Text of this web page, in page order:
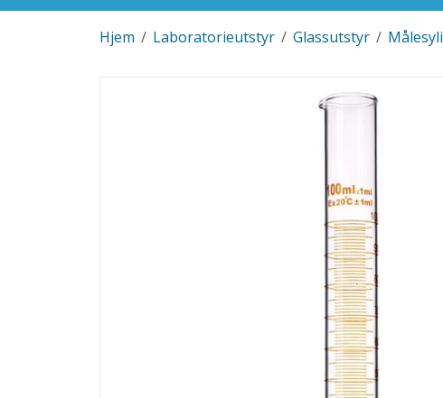
/
Hjem /
Laboratorieutstyr /
Glassutstyr